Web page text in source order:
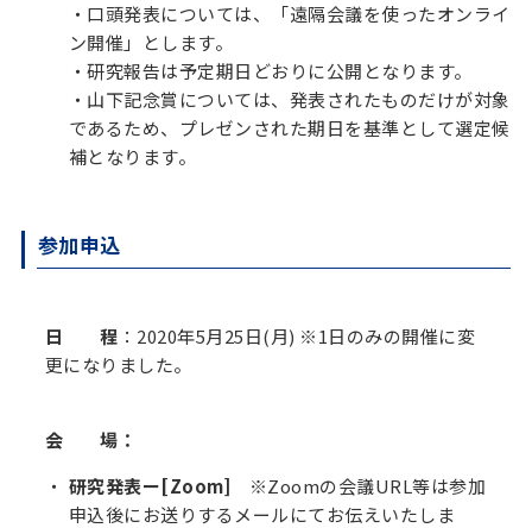
・口頭発表については、「遠隔会議を使ったオンライ
ン開催」とします。
・研究報告は予定期日どおりに公開となります。
・山下記念賞については、発表されたものだけが対象
であるため、プレゼンされた期日を基準として選定候
補となります。
参加申込
日 程 ：2020年5月25日(月) ※1日のみの開催に変
更になりました。
会 場：
研究発表ー[Zoom]
※Zoomの会議URL等は参加
申込後にお送りするメールにてお伝えいたしま